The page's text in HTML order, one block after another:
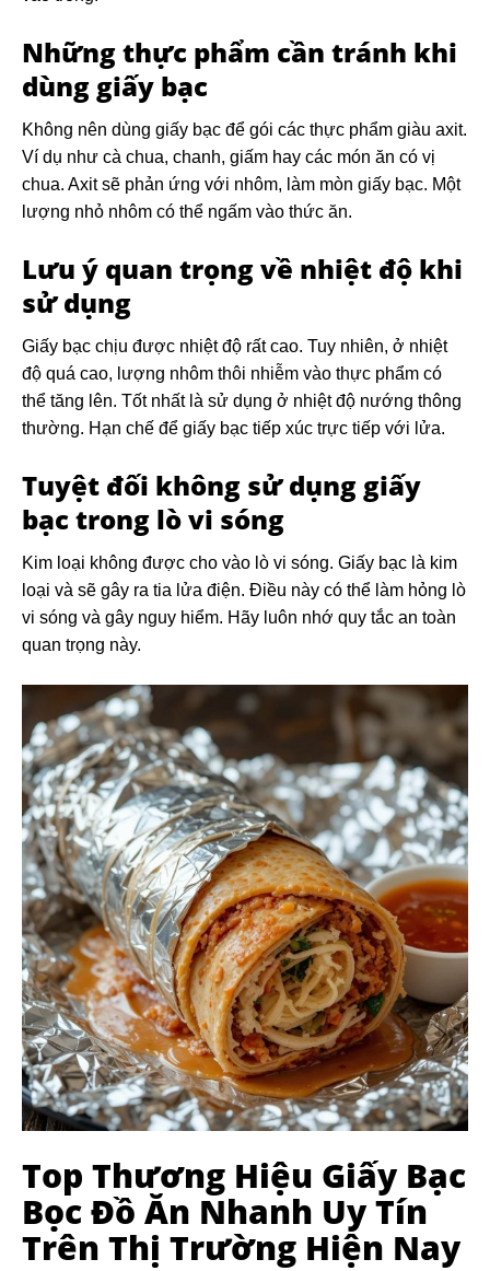
Những thực phẩm cần tránh khi
dùng giấy bạc
Không nên dùng giấy bạc để gói các thực phẩm giàu axit.
Ví dụ như cà chua, chanh, giấm hay các món ăn có vị
chua. Axit sẽ phản ứng với nhôm, làm mòn giấy bạc. Một
lượng nhỏ nhôm có thể ngấm vào thức ăn.
Lưu ý quan trọng về nhiệt độ khi
sử dụng
Giấy bạc chịu được nhiệt độ rất cao. Tuy nhiên, ở nhiệt
độ quá cao, lượng nhôm thôi nhiễm vào thực phẩm có
thể tăng lên. Tốt nhất là sử dụng ở nhiệt độ nướng thông
thường. Hạn chế để giấy bạc tiếp xúc trực tiếp với lửa.
Tuyệt đối không sử dụng giấy
bạc trong lò vi sóng
Kim loại không được cho vào lò vi sóng. Giấy bạc là kim
loại và sẽ gây ra tia lửa điện. Điều này có thể làm hỏng lò
vi sóng và gây nguy hiểm. Hãy luôn nhớ quy tắc an toàn
quan trọng này.
Top Thương Hiệu Giấy Bạc
Bọc Đồ Ăn Nhanh Uy Tín
Trên Thị Trường Hiện Nay